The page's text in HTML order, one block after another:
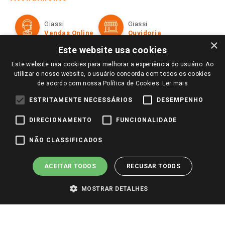
Televendas
Perguntas frequentes
Trabalhe Conosco
Identidade Visual
Formas de Pagamento
Políticas de entrega
Trocas e Devoluções
Giassi
Vendas Online
Giassi
Ouvidoria
Redes Sociais
Pagamento e Segurança
×
Este website usa cookies
Este website usa cookies para melhorar a experiência do usuário. Ao
utilizar o nosso website, o usuário concorda com todos os cookies
de acordo com nossa Política de Cookies. Ler mais
ESTRITAMENTE NECESSÁRIOS DESEMPENHO
DIRECIONAMENTO FUNCIONALIDADE
NÃO CLASSIFICADOS
ACEITAR TODOS RECUSAR TODOS
MOSTRAR DETALHES